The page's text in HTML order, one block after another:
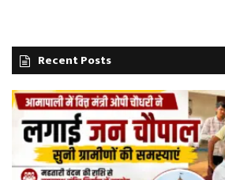
Recent Posts